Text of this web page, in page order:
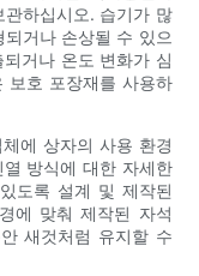
하십시오. 습기가 많
거나 손상될 수 있으
거나 온도 변화가 심
보호 포장재를 사용하
에 상자의 사용 환경
방식에 대한 자세한
도록 설계 및 제작된
에 맞춰 제작된 자석
새것처럼 유지할 수